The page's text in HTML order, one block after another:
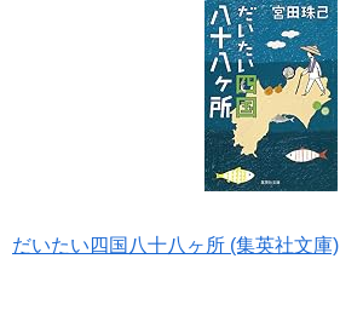
だいたい四国八十八ヶ所 (集英社文庫)